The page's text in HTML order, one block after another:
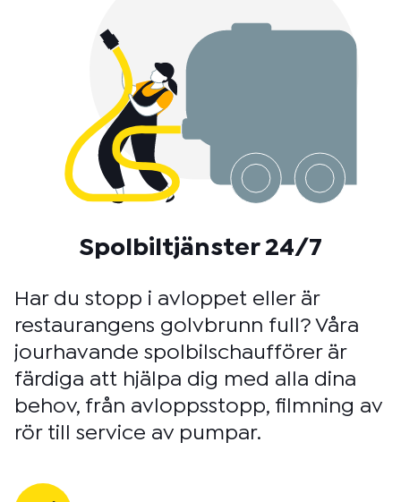
Spolbiltjänster 24/7
Har du stopp i avloppet eller är
restaurangens golvbrunn full? Våra
jourhavande spolbilschaufförer är
färdiga att hjälpa dig med alla dina
behov, från avloppsstopp, filmning av
rör till service av pumpar.